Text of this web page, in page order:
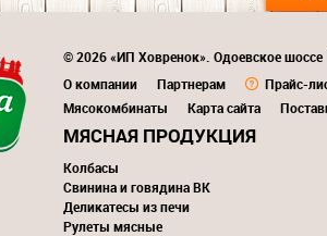
© 2026 «ИП Ховренок». Одоевское
О компании
Партнерам Прайс-
Мясокомбинаты
Карта сайта
МЯСНАЯ ПРОДУКЦИЯ
Колбасы
Свинина и говядина ВК
Деликатесы из печи
Рулеты мясные